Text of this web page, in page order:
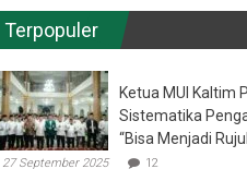
Terpopuler
Ketua MUI Kaltim
Sistematika
“Bisa Menjadi
27 September 2025 12